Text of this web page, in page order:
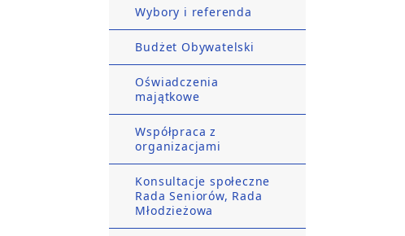
Wybory i referenda
Budżet Obywatelski
Oświadczenia
majątkowe
Współpraca z
organizacjami
Konsultacje społeczne
Rada Seniorów, Rada
Młodzieżowa